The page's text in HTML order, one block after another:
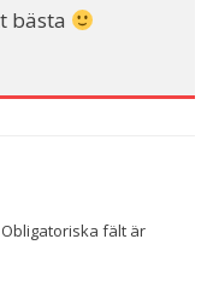
bästa
Obligatoriska fält är